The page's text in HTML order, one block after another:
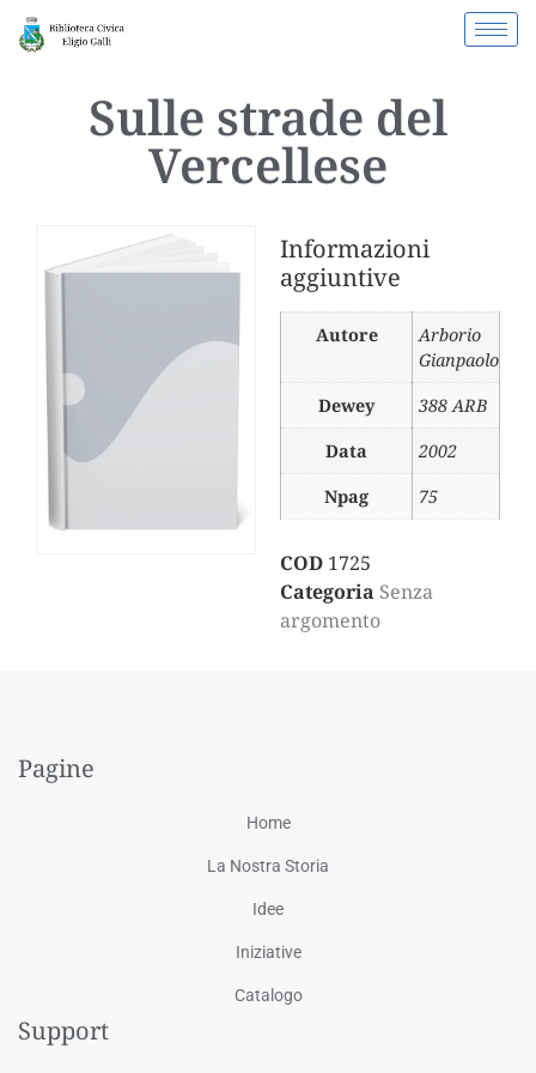
Sulle strade del
Vercellese
Informazioni
aggiuntive
Autore
Arborio
Gianpaolo
Dewey
388 ARB
Data
2002
Npag
75
COD 1725
Categoria Senza
argomento
Pagine
Home
La Nostra Storia
Idee
Iniziative
Catalogo
Support